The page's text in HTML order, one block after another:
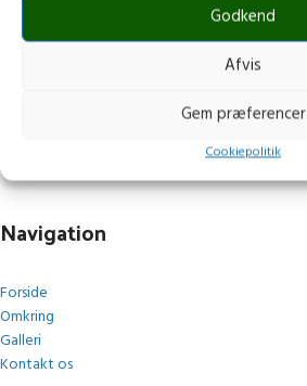
Godkend
Afvis
Gem præferencer
Cookiepolitik
Gammelmark 1, 6630 Rødding
Navigation
Forside
Omkring
Galleri
Kontakt os